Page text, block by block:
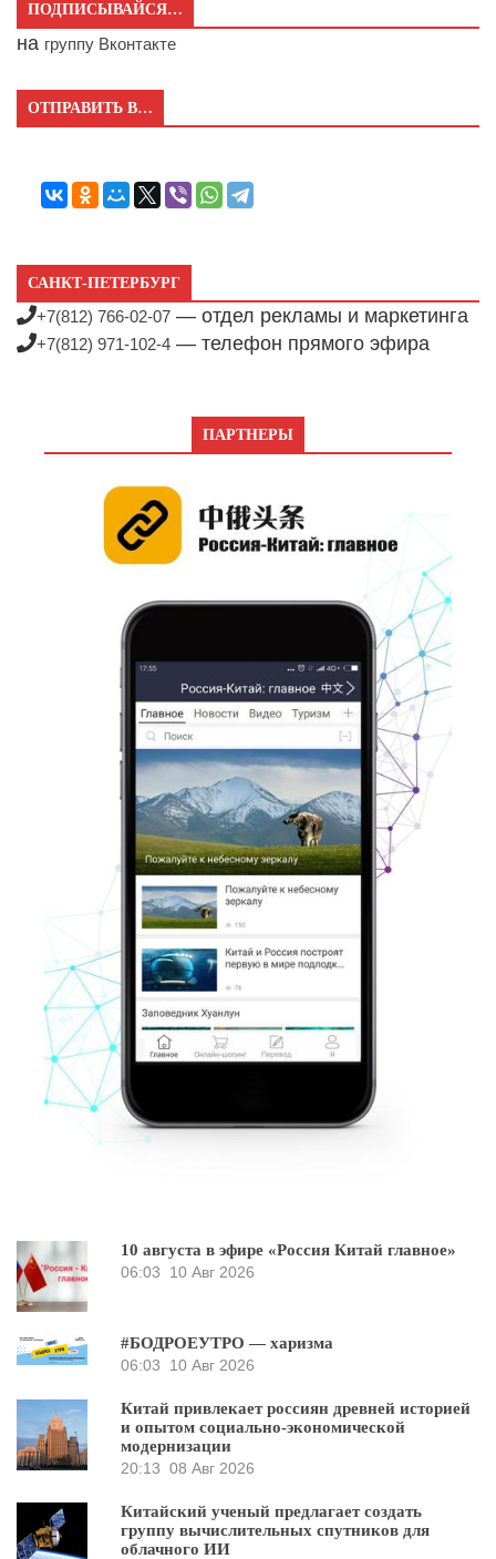
ПОДПИСЫВАЙСЯ…
на группу Вконтакте
ОТПРАВИТЬ В…
САНКТ-ПЕТЕРБУРГ
+7(812) 766-02-07 — отдел рекламы и маркетинга
+7(812) 971-102-4 — телефон прямого эфира
ПАРТНЕРЫ
10 августа в эфире «Россия Китай главное»
06:03
10 Авг 2026
#БОДРОЕУТРО — харизма
06:03
10 Авг 2026
Китай привлекает россиян древней историей
и опытом социально-экономической
модернизации
20:13 08 Авг 2026
Китайский ученый предлагает создать
группу вычислительных спутников для
облачного ИИ